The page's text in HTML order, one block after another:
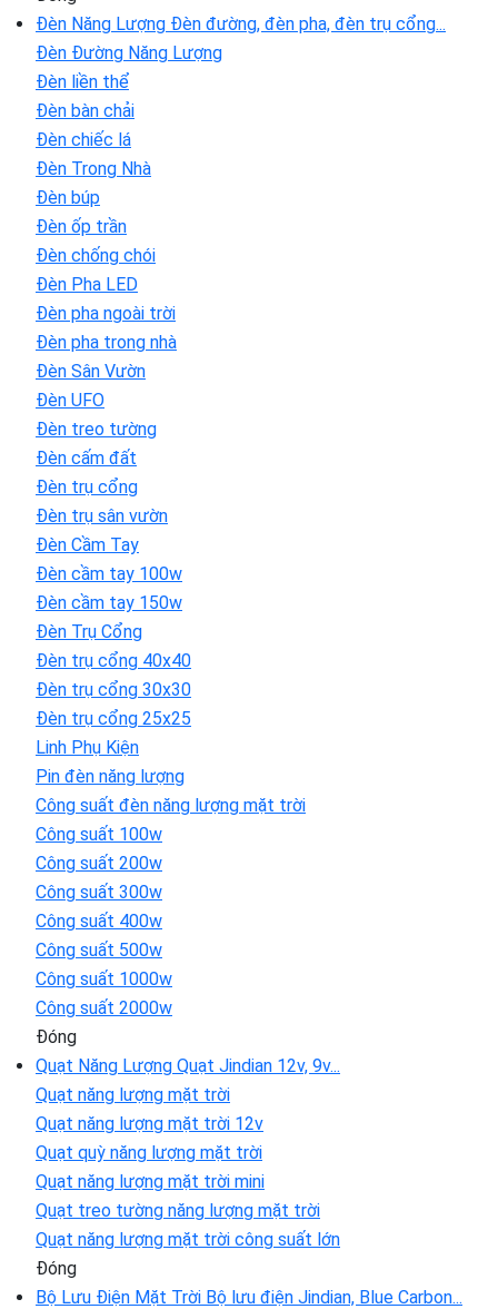
Đèn Năng Lượng Đèn đường, đèn pha, đèn trụ cổng...
Đèn Đường Năng Lượng
Đèn liền thể
Đèn bàn chải
Đèn chiếc lá
Đèn Trong Nhà
Đèn búp
Đèn ốp trần
Đèn chống chói
Đèn Pha LED
Đèn pha ngoài trời
Đèn pha trong nhà
Đèn Sân Vườn
Đèn UFO
Đèn treo tường
Đèn cấm đất
Đèn trụ cổng
Đèn trụ sân vườn
Đèn Cầm Tay
Đèn cầm tay 100w
Đèn cầm tay 150w
Đèn Trụ Cổng
Đèn trụ cổng 40x40
Đèn trụ cổng 30x30
Đèn trụ cổng 25x25
Linh Phụ Kiện
Pin đèn năng lượng
Công suất đèn năng lượng mặt trời
Công suất 100w
Công suất 200w
Công suất 300w
Công suất 400w
Công suất 500w
Công suất 1000w
Công suất 2000w
Đóng
Quạt Năng Lượng Quạt Jindian 12v, 9v...
Quạt năng lượng mặt trời
Quạt năng lượng mặt trời 12v
Quạt quỳ năng lượng mặt trời
Quạt năng lượng mặt trời mini
Quạt treo tường năng lượng mặt trời
Quạt năng lượng mặt trời công suất lớn
Đóng
Bộ Lưu Điện Mặt Trời Bộ lưu điện Jindian, Blue Carbon...